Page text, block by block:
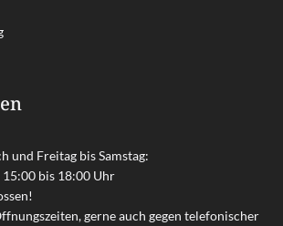
und Freitag bis Samstag:
bis 18:00 Uhr
gerne auch gegen telefonischer